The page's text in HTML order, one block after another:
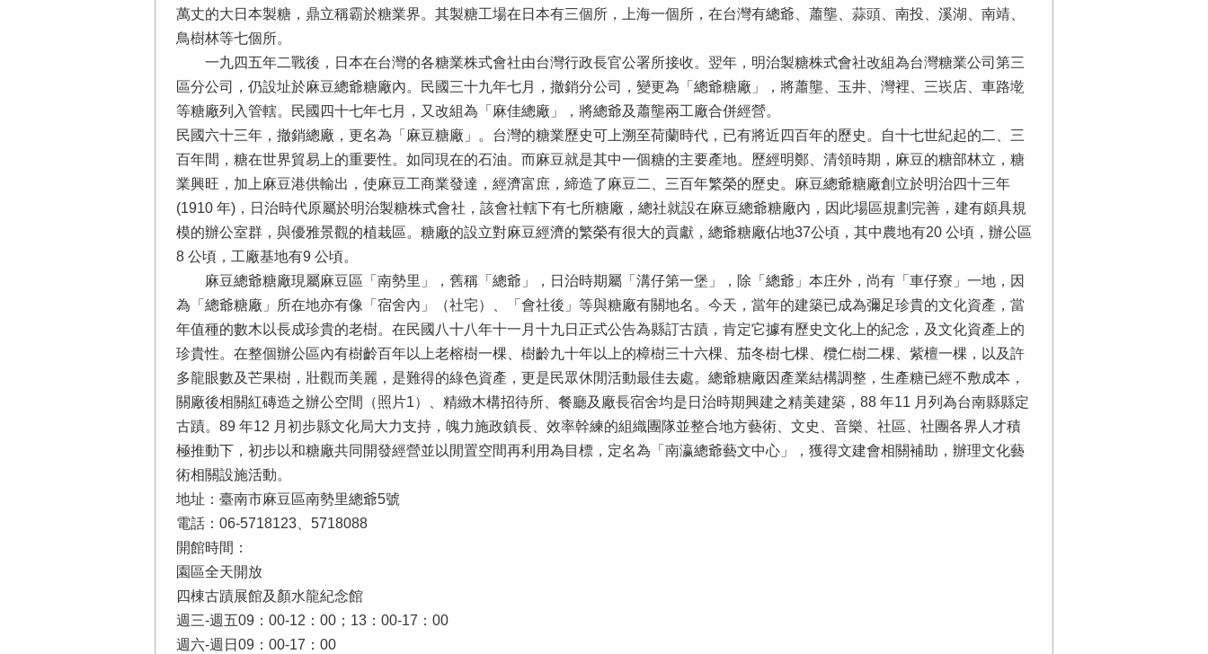
萬丈的大日本製糖，鼎立稱霸於糖業界。其製糖工場在日本有三個所，上海一個所，在台灣有總爺、蕭壟、蒜頭、南投、溪湖、南靖、
鳥樹林等七個所。
一九四五年二戰後，日本在台灣的各糖業株式會社由台灣行政長官公署所接收。翌年，明治製糖株式會社改組為台灣糖業公司第三
區分公司，仍設址於麻豆總爺糖廠內。民國三十九年七月，撤銷分公司，變更為「總爺糖廠」，將蕭壟、玉井、灣裡、三崁店、車路墘
等糖廠列入管轄。民國四十七年七月，又改組為「麻佳總廠」，將總爺及蕭壟兩工廠合併經營。
民國六十三年，撤銷總廠，更名為「麻豆糖廠」。台灣的糖業歷史可上溯至荷蘭時代，已有將近四百年的歷史。自十七世紀起的二、三
百年間，糖在世界貿易上的重要性。如同現在的石油。而麻豆就是其中一個糖的主要產地。歷經明鄭、清領時期，麻豆的糖部林立，糖
業興旺，加上麻豆港供輸出，使麻豆工商業發達，經濟富庶，締造了麻豆二、三百年繁榮的歷史。麻豆總爺糖廠創立於明治四十三年
(1910 年)，日治時代原屬於明治製糖株式會社，該會社轄下有七所糖廠，總社就設在麻豆總爺糖廠內，因此場區規劃完善，建有頗具規
模的辦公室群，與優雅景觀的植栽區。糖廠的設立對麻豆經濟的繁榮有很大的貢獻，總爺糖廠佔地37公頃，其中農地有20 公頃，辦公區
8 公頃，工廠基地有9 公頃。
麻豆總爺糖廠現屬麻豆區「南勢里」，舊稱「總爺」，日治時期屬「溝仔第一堡」，除「總爺」本庄外，尚有「車仔寮」一地，因
為「總爺糖廠」所在地亦有像「宿舍內」（社宅）、「會社後」等與糖廠有關地名。今天，當年的建築已成為彌足珍貴的文化資產，當
年值種的數木以長成珍貴的老樹。在民國八十八年十一月十九日正式公告為縣訂古蹟，肯定它據有歷史文化上的紀念，及文化資產上的
珍貴性。在整個辦公區內有樹齡百年以上老榕樹一棵、樹齡九十年以上的樟樹三十六棵、茄冬樹七棵、欖仁樹二棵、紫檀一棵，以及許
多龍眼數及芒果樹，壯觀而美麗，是難得的綠色資產，更是民眾休閒活動最佳去處。總爺糖廠因產業結構調整，生產糖已經不敷成本，
關廠後相關紅磚造之辦公空間（照片1）、精緻木構招待所、餐廳及廠長宿舍均是日治時期興建之精美建築，88 年11 月列為台南縣縣定
古蹟。89 年12 月初步縣文化局大力支持，魄力施政鎮長、效率幹練的組織團隊並整合地方藝術、文史、音樂、社區、社團各界人才積
極推動下，初步以和糖廠共同開發經營並以閒置空間再利用為目標，定名為「南瀛總爺藝文中心」，獲得文建會相關補助，辦理文化藝
術相關設施活動。
地址：臺南市麻豆區南勢里總爺5號
電話：06-5718123、5718088
開館時間：
園區全天開放
四棟古蹟展館及顏水龍紀念館
週三-週五09：00-12：00；13：00-17：00
週六-週日09：00-17：00